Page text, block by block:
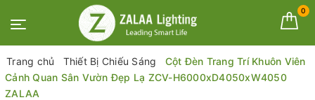
0
Trang chủ Thiết Bị Chiếu Sáng
Cột Đèn Trang Trí Khuôn Viên
Cảnh Quan Sân Vườn Đẹp Lạ ZCV-H6000xD4050xW4050
ZALAA